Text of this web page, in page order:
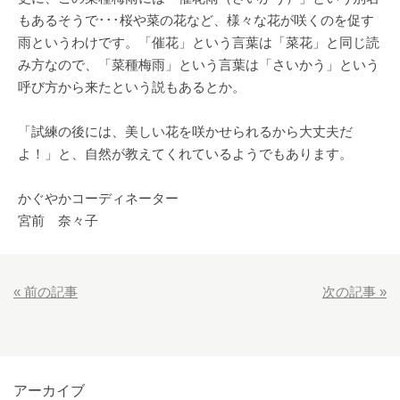
もあるそうで･･･桜や菜の花など、様々な花が咲くのを促す
雨というわけです。「催花」という言葉は「菜花」と同じ読
み方なので、「菜種梅雨」という言葉は「さいかう」という
呼び方から来たという説もあるとか。
「試練の後には、美しい花を咲かせられるから大丈夫だ
よ！」と、自然が教えてくれているようでもあります。
かぐやかコーディネーター
宮前 奈々子
« 前の記事 次の記事 »
アーカイブ